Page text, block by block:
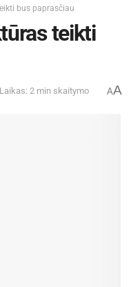
bus paprasčiau
teikti
Laikas: 2 min skaitymo AA